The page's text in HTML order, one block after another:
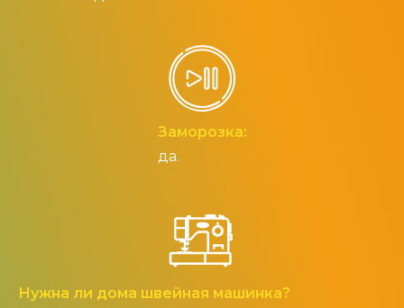
Заморозка:
да.
Нужна ли дома швейная машинка?